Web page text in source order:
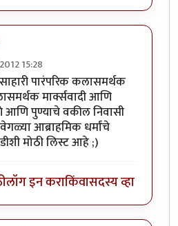
15:28
शाकाहारbyचित्रगुप्त
पारंपरिक कलासमर्थक
मार्क्सवादी आणि
आणि पुण्याचे वकील निवासी
आब्राहमिक धर्मांचे
मोठी लिस्ट आहे ;)
लॉग इन कराकिंवासदस्य व्हा